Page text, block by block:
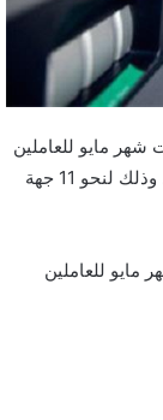
شهر مايو للعاملين
بالوزارات والجهات التابعة لها والهيئات الحكومية، وذلك لنحو 11 جهة
مايو للعاملين